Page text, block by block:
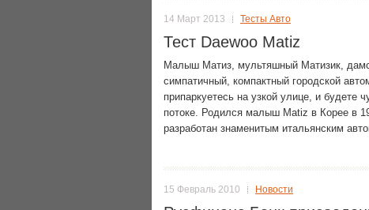
14 Март 2013 Тесты Авто
Тест Daewoo Matiz
Малыш Матиз, мультяшный Матизик,
симпатичный, компактный городской
припаркуетесь на узкой улице, и будете
потоке. Родился малыш Matiz в Корее в
разработан знаменитым итальянским
15 Февраль 2010 Новости